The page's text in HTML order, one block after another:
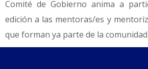
Comité de Gobierno anima a
edición a las mentoras/es y
que forman ya parte de la comunidad